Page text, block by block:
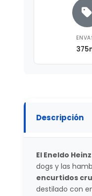
Descripción
El Eneldo Heinz
dogs y las
encurtidos
destilado con